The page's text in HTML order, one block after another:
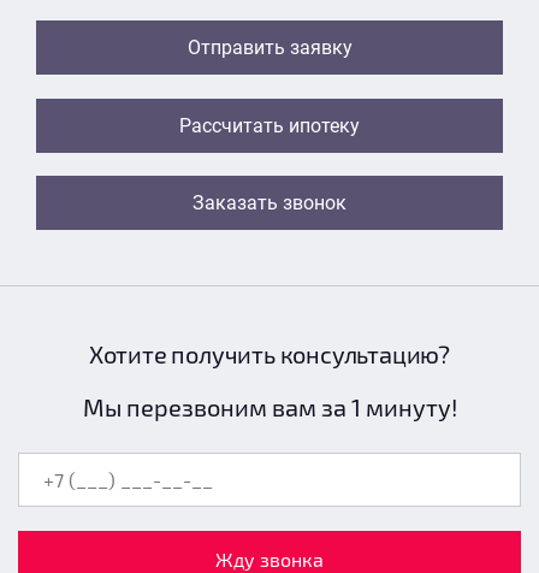
Отправить заявку
Рассчитать ипотеку
Заказать звонок
Хотите получить консультацию?
Мы перезвоним вам за 1 минуту!
Жду звонка